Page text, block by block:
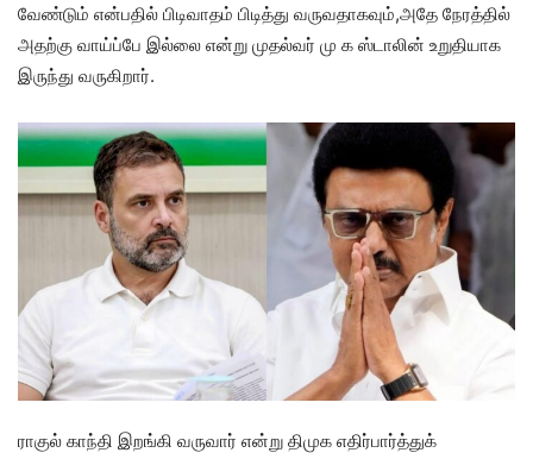
வேண்டும் என்பதில் பிடிவாதம் பிடித்து வருவதாகவும்,அதே நேரத்தில்
அதற்கு வாய்ப்பே இல்லை என்று முதல்வர் மு க ஸ்டாலின் உறுதியாக
இருந்து வருகிறார்.
ராகுல் காந்தி இறங்கி வருவார் என்று திமுக எதிர்பார்த்துக்